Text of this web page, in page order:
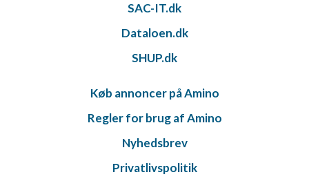
SAC-IT.dk
Dataloen.dk
SHUP.dk
Køb annoncer på Amino
Regler for brug af Amino
Nyhedsbrev
Privatlivspolitik